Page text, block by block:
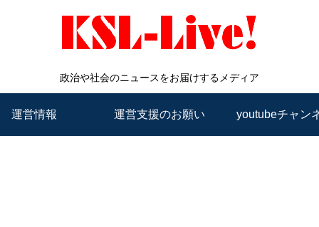
政治や社会のニュースをお届けするメディア
運営情報 運営支援のお願い youtubeチャン